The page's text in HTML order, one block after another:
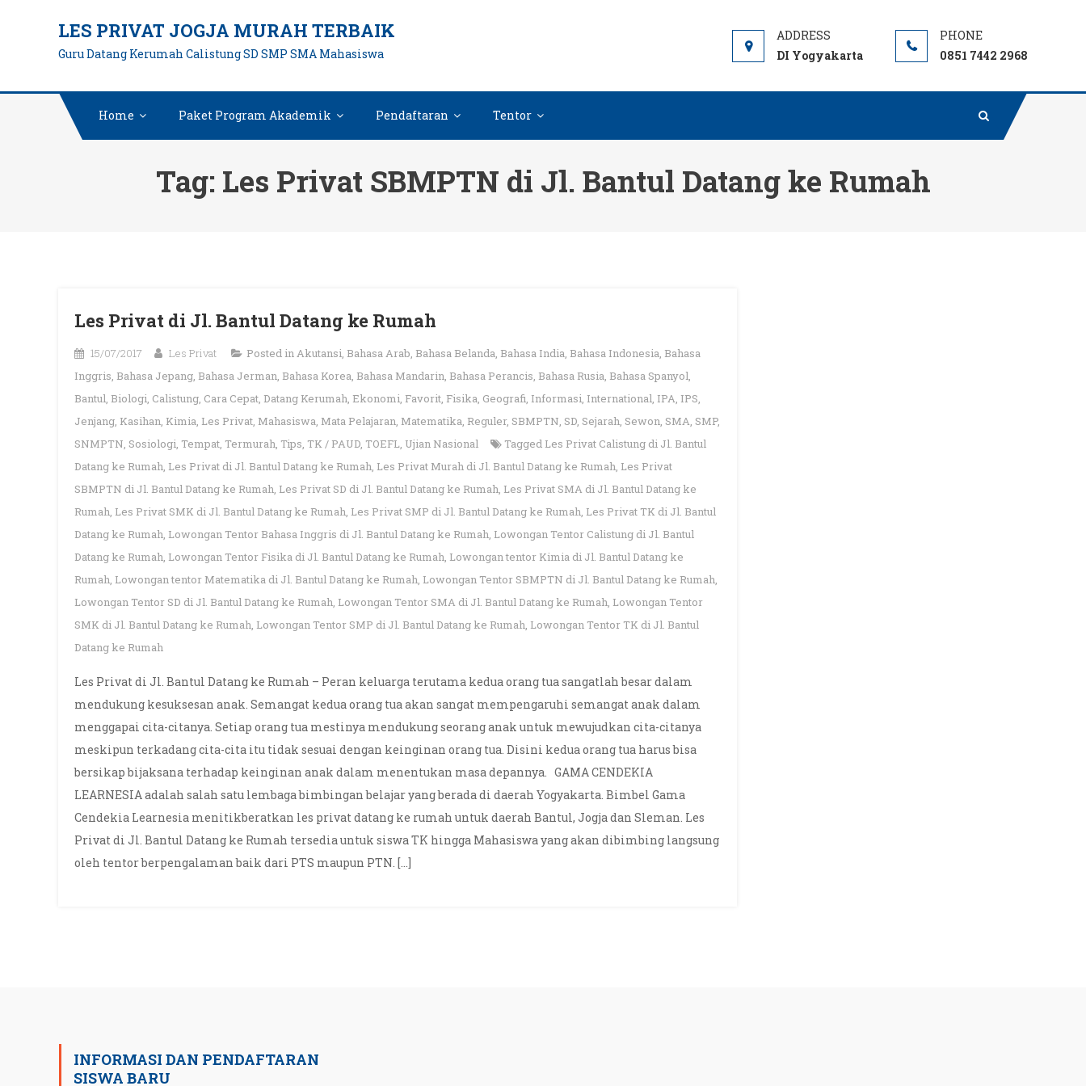
LES PRIVAT JOGJA MURAH TERBAIK
Guru Datang Kerumah Calistung SD SMP SMA Mahasiswa DI Yogyakarta 0851 7442 2968
Home Paket Program Akademik Pendaftaran Tentor
Tag: Les Privat SBMPTN di Jl. Bantul Datang ke Rumah
Les Privat di Jl. Bantul Datang ke Rumah
15/07/2017 Les Privat Posted inAkutansi, Bahasa Arab, Bahasa Belanda, Bahasa India, Bahasa Indonesia, Bahasa
Inggris, Bahasa Jepang, Bahasa Jerman, Bahasa Korea, Bahasa Mandarin, Bahasa Perancis, Bahasa Rusia, Bahasa Spanyol,
Bantul, Biologi, Calistung, Cara Cepat, Datang Kerumah, Ekonomi, Favorit, Fisika, Geografi, Informasi, International, IPA, IPS,
Jenjang, Kasihan, Kimia, Les Privat, Mahasiswa, Mata Pelajaran, Matematika, Reguler, SBMPTN, SD, Sejarah, Sewon, SMA, SMP,
SNMPTN, Sosiologi, Tempat, Termurah, Tips, TK / PAUD, TOEFL, Ujian Nasional Tagged Les Privat Calistung di Jl. Bantul
Datang ke Rumah, Les Privat di Jl. Bantul Datang ke Rumah, Les Privat Murah di Jl. Bantul Datang ke Rumah, Les Privat
SBMPTN di Jl. Bantul Datang ke Rumah, Les Privat SD di Jl. Bantul Datang ke Rumah, Les Privat SMA di Jl. Bantul Datang ke
Rumah, Les Privat SMK di Jl. Bantul Datang ke Rumah, Les Privat SMP di Jl. Bantul Datang ke Rumah, Les Privat TK di Jl. Bantul
Datang ke Rumah, Lowongan Tentor Bahasa Inggris di Jl. Bantul Datang ke Rumah, Lowongan Tentor Calistung di Jl. Bantul
Datang ke Rumah, Lowongan Tentor Fisika di Jl. Bantul Datang ke Rumah, Lowongan tentor Kimia di Jl. Bantul Datang ke
Rumah, Lowongan tentor Matematika di Jl. Bantul Datang ke Rumah, Lowongan Tentor SBMPTN di Jl. Bantul Datang ke Rumah,
Lowongan Tentor SD di Jl. Bantul Datang ke Rumah, Lowongan Tentor SMA di Jl. Bantul Datang ke Rumah, Lowongan Tentor
SMK di Jl. Bantul Datang ke Rumah, Lowongan Tentor SMP di Jl. Bantul Datang ke Rumah, Lowongan Tentor TK di Jl. Bantul
Datang ke Rumah
Les Privat di Jl. Bantul Datang ke Rumah – Peran keluarga terutama kedua orang tua sangatlah besar dalam
mendukung kesuksesan anak. Semangat kedua orang tua akan sangat mempengaruhi semangat anak dalam
menggapai cita-citanya. Setiap orang tua mestinya mendukung seorang anak untuk mewujudkan cita-citanya
meskipun terkadang cita-cita itu tidak sesuai dengan keinginan orang tua. Disini kedua orang tua harus bisa
bersikap bijaksana terhadap keinginan anak dalam menentukan masa depannya. GAMA CENDEKIA
LEARNESIA adalah salah satu lembaga bimbingan belajar yang berada di daerah Yogyakarta. Bimbel Gama
Cendekia Learnesia menitikberatkan les privat datang ke rumah untuk daerah Bantul, Jogja dan Sleman. Les
Privat di Jl. Bantul Datang ke Rumah tersedia untuk siswa TK hingga Mahasiswa yang akan dibimbing langsung
oleh tentor berpengalaman baik dari PTS maupun PTN. […]
INFORMASI DAN PENDAFTARAN
SISWA BARU